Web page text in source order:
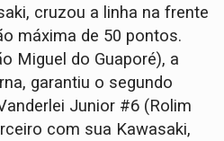
cruzou a linha na frente
máxima de 50 pontos.
Miguel do Guaporé), a
garantiu o segundo
Junior #6 (Rolim
com sua Kawasaki,